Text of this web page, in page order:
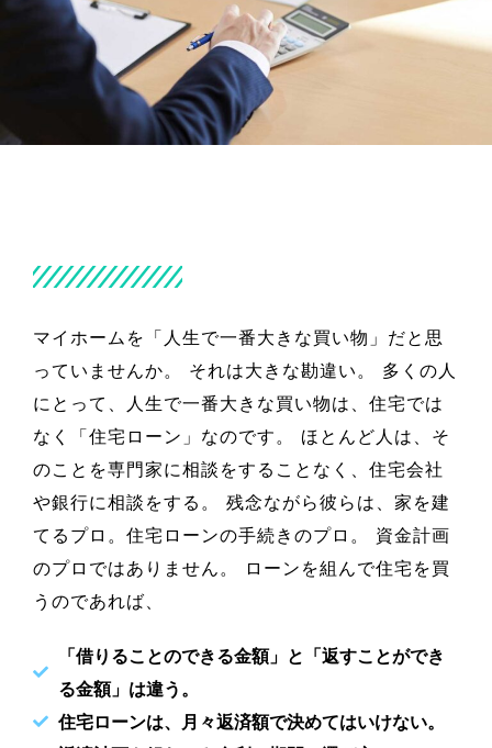
マイホームを「人生で一番大きな買い物」だと思
っていませんか。 それは大きな勘違い。 多くの人
にとって、人生で一番大きな買い物は、住宅では
なく「住宅ローン」なのです。 ほとんど人は、そ
のことを専門家に相談をすることなく、住宅会社
や銀行に相談をする。 残念ながら彼らは、家を建
てるプロ。住宅ローンの手続きのプロ。 資金計画
のプロではありません。 ローンを組んで住宅を買
うのであれば、
「借りることのできる金額」と「返すことができ
る金額」は違う。
住宅ローンは、月々返済額で決めてはいけない。